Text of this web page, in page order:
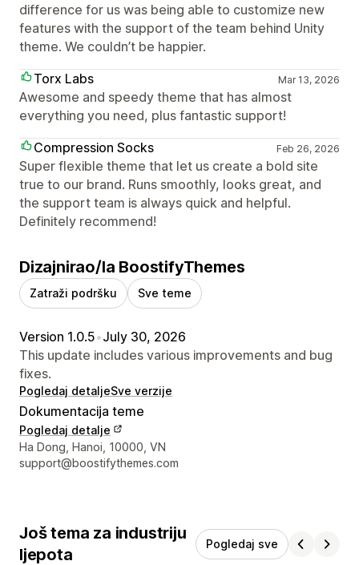
difference for us was being able to customize new
features with the support of the team behind Unity
theme. We couldn’t be happier.
Torx Labs
Mar 13, 2026
Awesome and speedy theme that has almost
everything you need, plus fantastic support!
Compression Socks
Feb 26, 2026
Super flexible theme that let us create a bold site
true to our brand. Runs smoothly, looks great, and
the support team is always quick and helpful.
Definitely recommend!
Dizajnirao/la BoostifyThemes
Zatraži podršku Sve teme
Version 1.0.5•July 30, 2026
This update includes various improvements and bug
fixes.
Pogledaj detaljeSve verzije
Dokumentacija teme
Pogledaj detalje
Podaci za kontakt dizajnera
Ha Dong, Hanoi, 10000, VN
support@boostifythemes.com
Još tema za industriju
ljepota
Pogledaj sve